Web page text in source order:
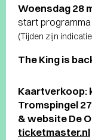
Woensdag 28
start programma
(Tijden zijn
The King is
Kaartverkoop:
Tromspingel
& website De
ticketmaster.nl